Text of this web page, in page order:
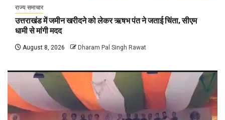
राज्य समाचार
उत्तराखंड में जमीन खरीदने को लेकर ऋषभ पंत ने जताई चिंता, सीएम
धामी से मांगी मदद
August 8, 2026 Dharam Pal Singh Rawat